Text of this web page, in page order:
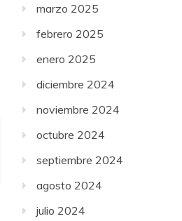
marzo 2025
febrero 2025
enero 2025
diciembre 2024
noviembre 2024
octubre 2024
septiembre 2024
agosto 2024
julio 2024